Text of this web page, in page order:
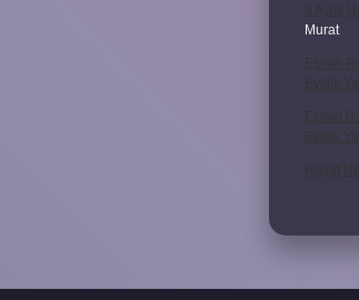
3 Aylık
Murat
Eşinin
Evlilik
Eşinin
Evlilik
Haşat